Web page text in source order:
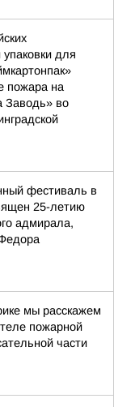
для
пожара на
Заводь» во
фестиваль в
25-летию
адмирала,
мы расскажем
пожарной
части